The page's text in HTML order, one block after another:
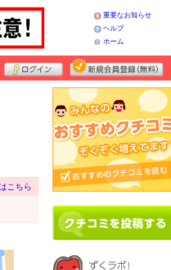
重要なお知らせ
ヘルプ
ホーム
こちら